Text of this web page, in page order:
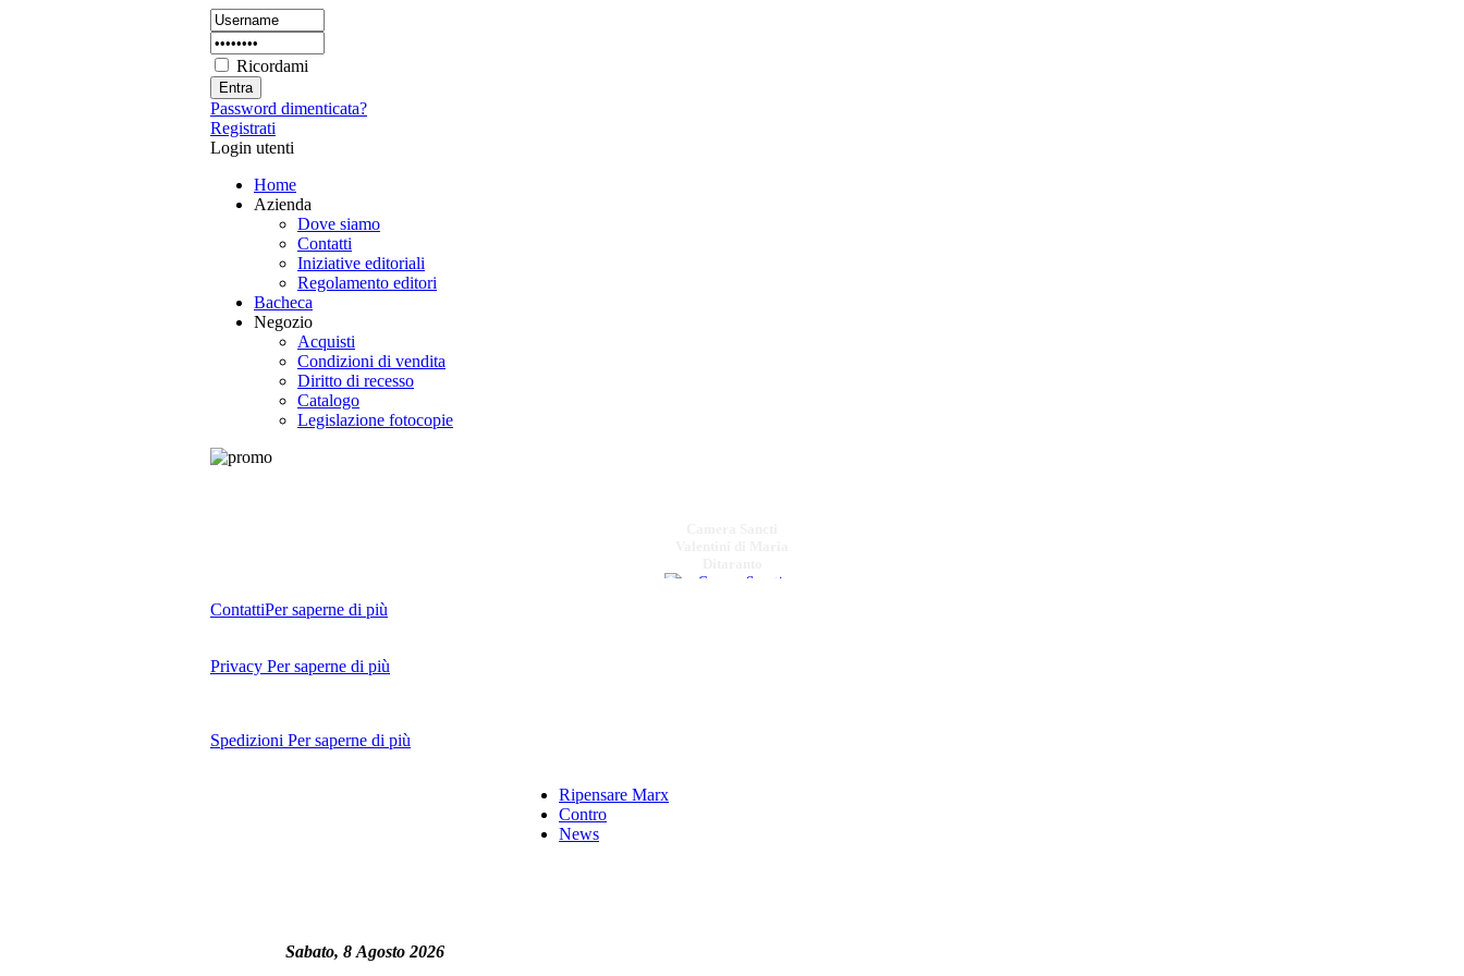
Ricordami
Password dimenticata?
Registrati
Login utenti
Home
Azienda
Dove siamo
Contatti
Iniziative editoriali
Regolamento editori
Bacheca
Negozio
Acquisti
Condizioni di vendita
Diritto di recesso
Catalogo
Legislazione fotocopie
ContattiPer saperne di più
Privacy Per saperne di più
Spedizioni Per saperne di più
Sabato, 8 Agosto 2026
Ripensare Marx
Contro
News